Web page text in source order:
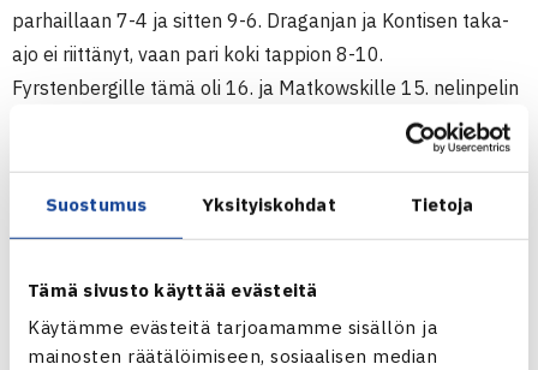
Suostumus Yksityiskohdat Tietoja
Tämä sivusto käyttää evästeitä
Käytämme evästeitä tarjoamamme sisällön ja
mainosten räätälöimiseen, sosiaalisen median
parhaillaan 7-4 ja sitten 9-6. Draganjan ja Kontisen taka-
ajo ei riittänyt, vaan pari koki tappion 8-10.
Fyrstenbergille tämä oli 16. ja Matkowskille 15. nelinpelin
turnaus voitto. Henri Kontinen voitti elokuun alussa
Kitzbühelissä uransa ensimmäisen ATP-nelinpelin yhdessä
vuonna Hampurissa parinaan Romanian Florin Mergea.
kisassa Kuala Lumpurissa, Malesiassa. Parilla on
avausottelussa vastassan Saksan Benjamin Becker ja
aussi Rameez Junaid.